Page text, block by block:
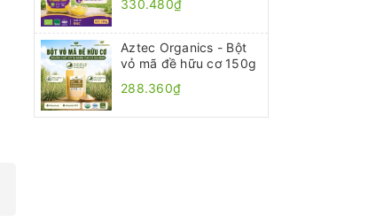
330.480₫
Aztec Organics - Bột
vỏ mã đề hữu cơ 150g
288.360₫